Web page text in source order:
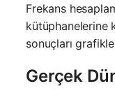
Frekans
kütüphanelerine
sonuçları
Gerçek